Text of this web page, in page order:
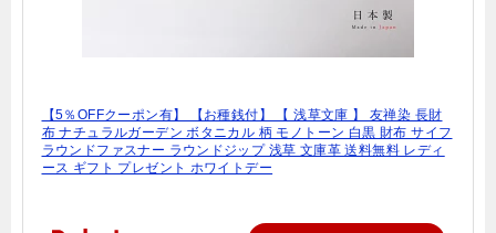
【5％OFFクーポン有】 【お種銭付】 【 浅草文庫 】 友禅染 長財
布 ナチュラルガーデン ボタニカル 柄 モノトーン 白黒 財布 サイフ
ラウンドファスナー ラウンドジップ 浅草 文庫革 送料無料 レディ
ース ギフト プレゼント ホワイトデー